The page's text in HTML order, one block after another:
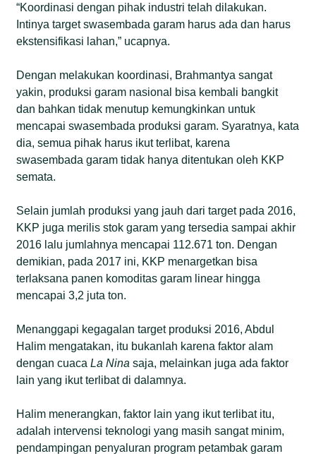
“Koordinasi dengan pihak industri telah dilakukan.
Intinya target swasembada garam harus ada dan harus
ekstensifikasi lahan,” ucapnya.
Dengan melakukan koordinasi, Brahmantya sangat
yakin, produksi garam nasional bisa kembali bangkit
dan bahkan tidak menutup kemungkinkan untuk
mencapai swasembada produksi garam. Syaratnya, kata
dia, semua pihak harus ikut terlibat, karena
swasembada garam tidak hanya ditentukan oleh KKP
semata.
Selain jumlah produksi yang jauh dari target pada 2016,
KKP juga merilis stok garam yang tersedia sampai akhir
2016 lalu jumlahnya mencapai 112.671 ton. Dengan
demikian, pada 2017 ini, KKP menargetkan bisa
terlaksana panen komoditas garam linear hingga
mencapai 3,2 juta ton.
Menanggapi kegagalan target produksi 2016, Abdul
Halim mengatakan, itu bukanlah karena faktor alam
dengan cuacaLa Nina saja, melainkan juga ada faktor
lain yang ikut terlibat di dalamnya.
Halim menerangkan, faktor lain yang ikut terlibat itu,
adalah intervensi teknologi yang masih sangat minim,
pendampingan penyaluran program petambak garam